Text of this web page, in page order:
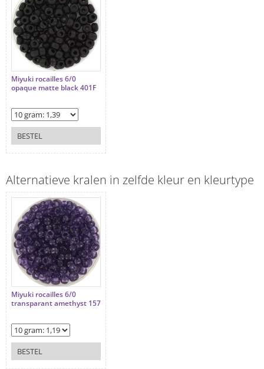
Miyuki rocailles 6/0
opaque matte black 401F
BESTEL
Alternatieve kralen in zelfde kleur en kleurtype
Miyuki rocailles 6/0
transparant amethyst 157
BESTEL